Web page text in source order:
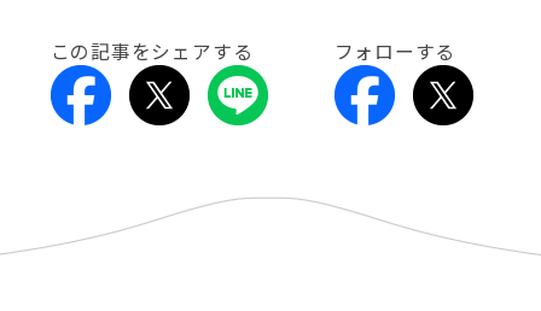
この記事をシェアする フォローする